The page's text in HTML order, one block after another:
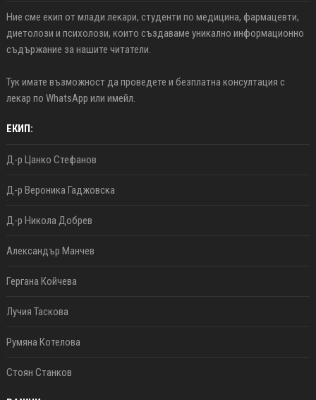
Ние сме екип от млади лекари, студенти по медицина, фармацевти,
диетолози и психолози, които създаваме уникално информационно
съдържание за нашите читатели.
Тук имате възможност да проведете и безплатна консултация с
лекар по WhatsApp или имейл.
ЕКИП:
Д-р Цанко Стефанов
Д-р Вероника Гаджовска
Д-р Никола Добрев
Александър Манчев
Гергана Койчева
Лучия Таскова
Румяна Котелова
Стоян Станков